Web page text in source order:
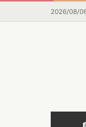
2026/08/